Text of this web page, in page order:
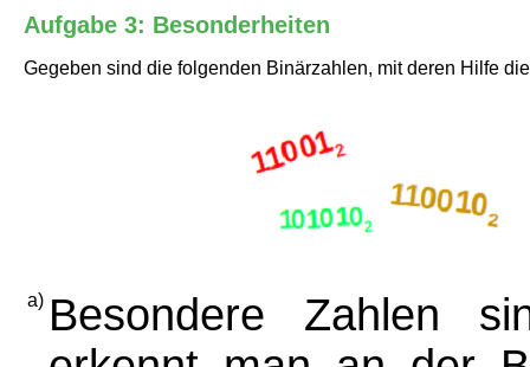
Aufgabe 3: Besonderheiten
Gegeben sind die folgenden Binärzahlen, mit deren Hilfe
a) Besondere Zahlen